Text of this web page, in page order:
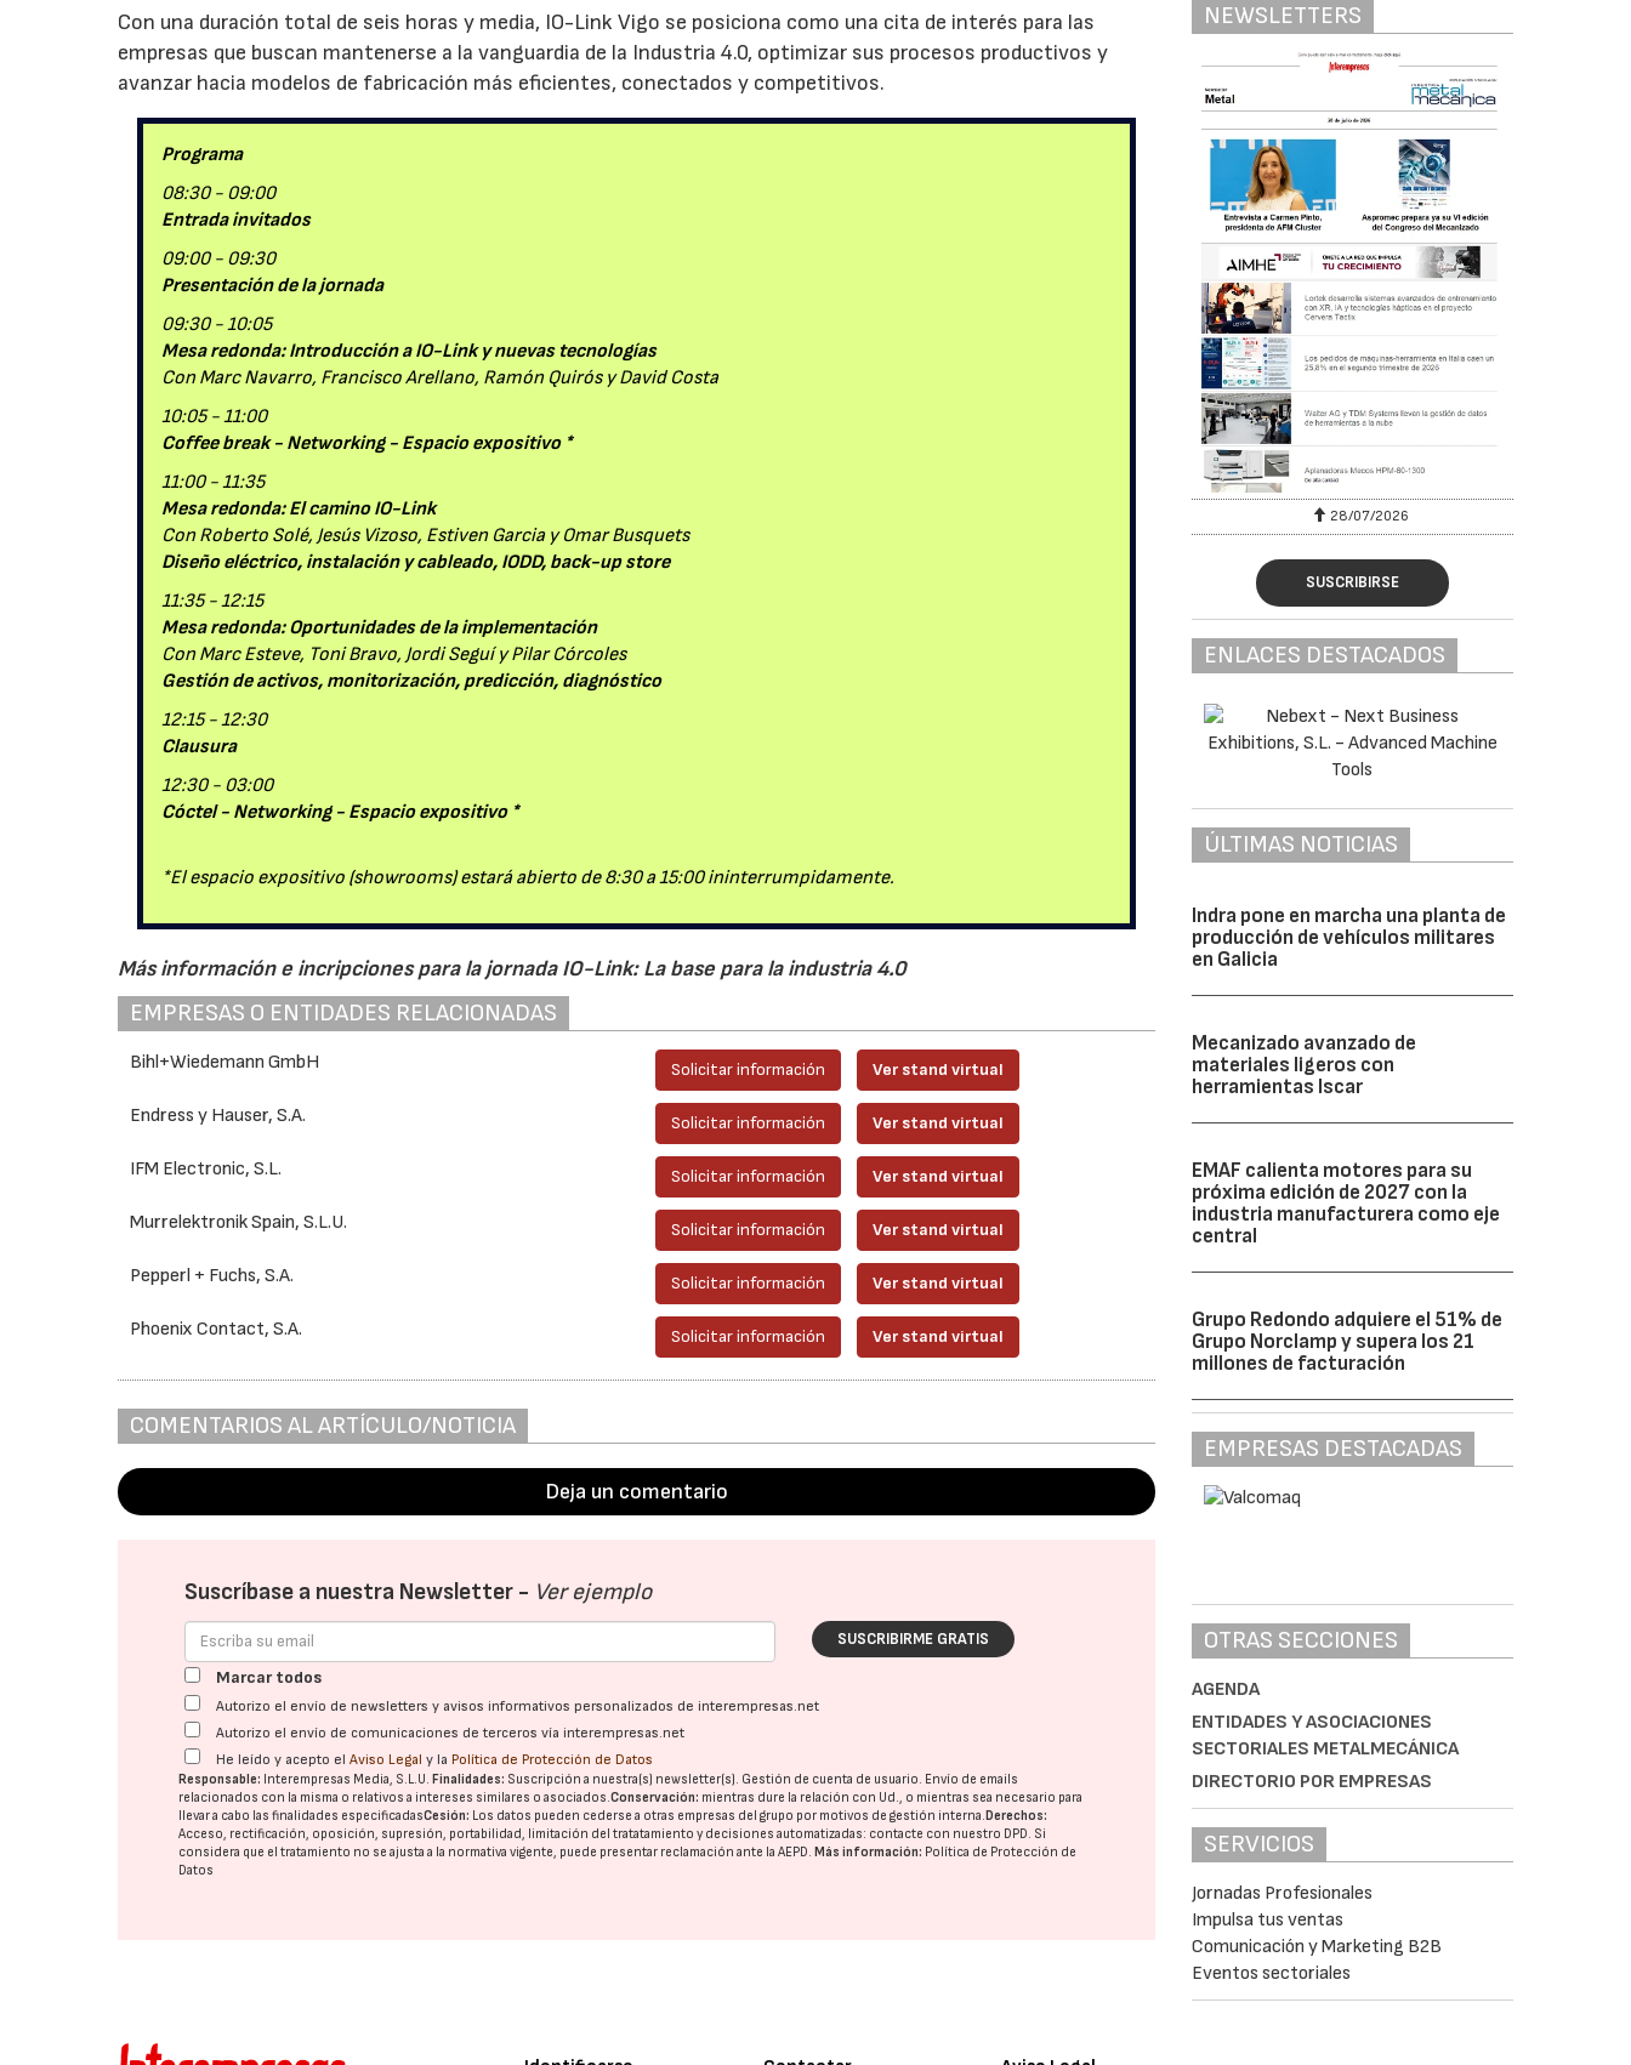
Con una duración total de seis horas y media, IO-Link Vigo se posiciona como una cita de interés para las
empresas que buscan mantenerse a la vanguardia de la Industria 4.0, optimizar sus procesos productivos y
avanzar hacia modelos de fabricación más eficientes, conectados y competitivos.
Programa
08:30 - 09:00
Entrada invitados
09:00 - 09:30
Presentación de la jornada
09:30 - 10:05
Mesa redonda: Introducción a IO-Link y nuevas tecnologías
Con Marc Navarro, Francisco Arellano, Ramón Quirós y David Costa
10:05 - 11:00
Coffee break - Networking - Espacio expositivo *
11:00 - 11:35
Mesa redonda: El camino IO-Link
Con Roberto Solé, Jesús Vizoso, Estiven Garcia y Omar Busquets
Diseño eléctrico, instalación y cableado, IODD, back-up store
11:35 - 12:15
Mesa redonda: Oportunidades de la implementación
Con Marc Esteve, Toni Bravo, Jordi Seguí y Pilar Córcoles
Gestión de activos, monitorización, predicción, diagnóstico
12:15 - 12:30
Clausura
12:30 - 03:00
Cóctel - Networking - Espacio expositivo *
*El espacio expositivo (showrooms) estará abierto de 8:30 a 15:00 ininterrumpidamente.
Más información e incripciones para la jornada IO-Link: La base para la industria 4.0
EMPRESAS O ENTIDADES RELACIONADAS
Bihl+Wiedemann GmbH Solicitar información Ver stand virtual
Endress y Hauser, S.A. Solicitar información Ver stand virtual
IFM Electronic, S.L. Solicitar información Ver stand virtual
Murrelektronik Spain, S.L.U. Solicitar información Ver stand virtual
Pepperl + Fuchs, S.A. Solicitar información Ver stand virtual
Phoenix Contact, S.A. Solicitar información Ver stand virtual
COMENTARIOS AL ARTÍCULO/NOTICIA
Deja un comentario
Suscríbase a nuestra Newsletter - Ver ejemplo
SUSCRIBIRME GRATIS
Marcar todos
Autorizo el envío de newsletters y avisos informativos personalizados de interempresas.net
Autorizo el envío de comunicaciones de terceros vía interempresas.net
He leído y acepto elAviso Legal y la Política de Protección de Datos
Responsable: Interempresas Media, S.L.U.Finalidades: Suscripción a nuestra(s) newsletter(s). Gestión de cuenta de usuario. Envío de emails
relacionados con la misma o relativos a intereses similares o asociados.Conservación: mientras dure la relación con Ud., o mientras sea necesario para
llevar a cabo las finalidades especificadasCesión: Los datos pueden cederse a otras empresas del grupo por motivos de gestión interna.Derechos:
Acceso, rectificación, oposición, supresión, portabilidad, limitación del tratatamiento y decisiones automatizadas: contacte con nuestro DPD. Si
considera que el tratamiento no se ajusta a la normativa vigente, puede presentar reclamación ante laAEPD.Más información: Política de Protección de
Datos
NEWSLETTERS
28/07/2026
SUSCRIBIRSE
ENLACES DESTACADOS
ÚLTIMAS NOTICIAS
Indra pone en marcha una planta de
producción de vehículos militares
en Galicia
Mecanizado avanzado de
materiales ligeros con
herramientas Iscar
EMAF calienta motores para su
próxima edición de 2027 con la
industria manufacturera como eje
central
Grupo Redondo adquiere el 51% de
Grupo Norclamp y supera los 21
millones de facturación
EMPRESAS DESTACADAS
OTRAS SECCIONES
AGENDA
ENTIDADES Y ASOCIACIONES
SECTORIALES METALMECÁNICA
DIRECTORIO POR EMPRESAS
SERVICIOS
Jornadas Profesionales
Impulsa tus ventas
Comunicación y Marketing B2B
Eventos sectoriales